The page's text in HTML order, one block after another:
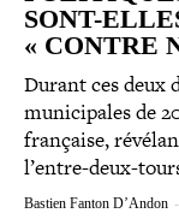
SONT-​
« CONTRE
Durant ces deux
muni­ci­pales de
française,
l’entre-deux-
Bastien Fanton D’Andon -